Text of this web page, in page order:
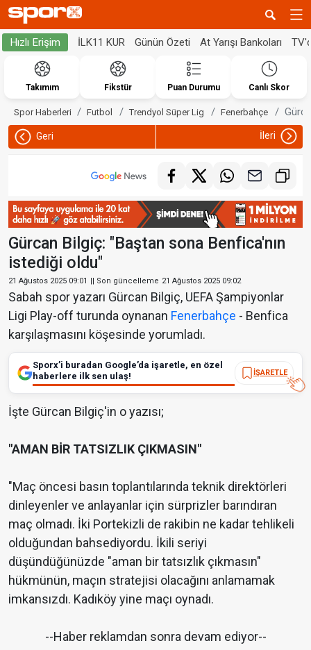
Hızlı Erişim İLK11 KUR Günün Özeti At Yarışı Bankoları
Takımım Fikstür Puan Durumu Canlı Skor
Spor Haberleri Futbol Trendyol Süper Lig Fenerbahçe
Geri İleri
Gürcan Bilgiç: "Baştan sona Benfica'nın
istediği oldu"
21 Ağustos 2025 09:01 || Son güncelleme 21 Ağustos 2025 09:02
Sabah spor yazarı Gürcan Bilgiç, UEFA Şampiyonlar
Ligi Play-off turunda oynanan Fenerbahçe - Benfica
karşılaşmasını köşesinde yorumladı.
Sporx’i buradan Google’da işaretle, en özel
haberlere ilk sen ulaş!
İŞARETLE
İşte Gürcan Bilgiç'in o yazısı;
"AMAN BİR TATSIZLIK ÇIKMASIN"
"Maç öncesi basın toplantılarında teknik direktörleri
dinleyenler ve anlayanlar için sürprizler barındıran
maç olmadı. İki Portekizli de rakibin ne kadar tehlikeli
olduğundan bahsediyordu. İkili seriyi
düşündüğünüzde "aman bir tatsızlık çıkmasın"
hükmünün, maçın stratejisi olacağını anlamamak
imkansızdı. Kadıköy yine maçı oynadı.
--Haber reklamdan sonra devam ediyor--